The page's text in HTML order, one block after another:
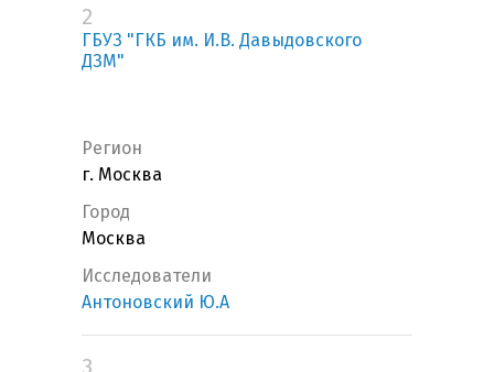
2
ГБУЗ "ГКБ им. И.В. Давыдовского
ДЗМ"
Регион
г. Москва
Город
Москва
Исследователи
Антоновский Ю.А